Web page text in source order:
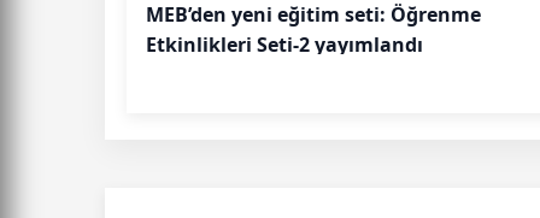
MEB’den yeni eğitim seti: Öğrenme
Etkinlikleri Seti-2 yayımlandı